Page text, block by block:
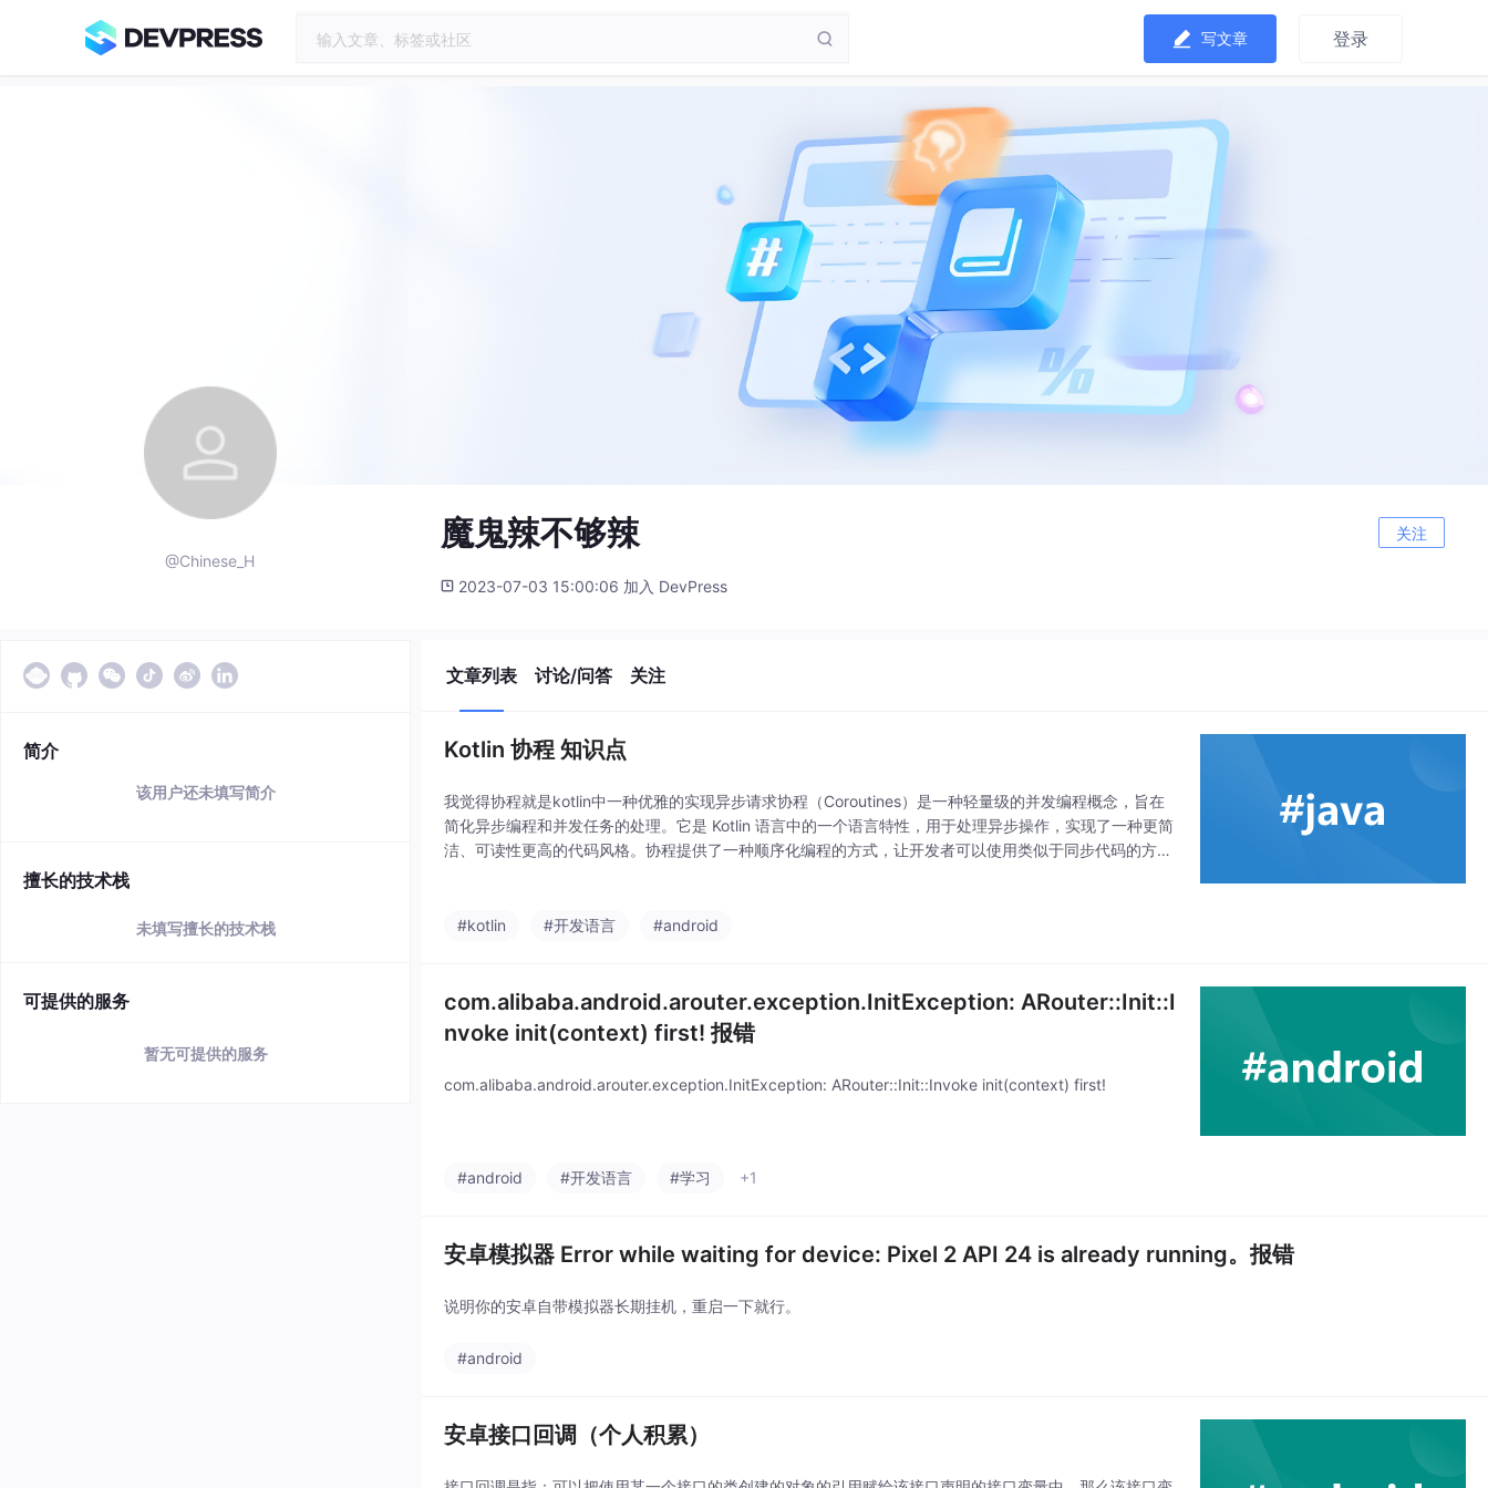
写文章 登录
@Chinese_H
魔鬼辣不够辣 关注
2023-07-03 15:00:06 加入 DevPress
简介
该用户还未填写简介
擅长的技术栈
未填写擅长的技术栈
可提供的服务
暂无可提供的服务
文章列表 讨论/问答 关注
Kotlin 协程 知识点
我觉得协程就是kotlin中一种优雅的实现异步请求协程（Coroutines）是一种轻量级的并发编程概念，旨在
简化异步编程和并发任务的处理。它是 Kotlin 语言中的一个语言特性，用于处理异步操作，实现了一种更简
洁、可读性更高的代码风格。协程提供了一种顺序化编程的方式，让开发者可以使用类似于同步代码的方式
#kotlin #开发语言 #android
com.alibaba.android.arouter.exception.InitException: ARouter::Init::I
nvoke init(context) first! 报错
com.alibaba.android.arouter.exception.InitException: ARouter::Init::Invoke init(context) first!
#android #开发语言 #学习 +1
安卓模拟器 Error while waiting for device: Pixel 2 API 24 is already running。报错
说明你的安卓自带模拟器长期挂机，重启一下就行。
#android
安卓接口回调（个人积累）